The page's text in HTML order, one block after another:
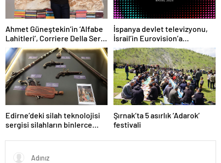
Ahmet Güneştekin’in ‘Alfabe
Lahitleri’, Corriere Della Sera
kapağında
İspanya devlet televizyonu,
İsrail’in Eurovision’a
katılımına karşı çıktı
Edirne’deki silah teknolojisi
sergisi silahların binlerce
Şırnak’ta 5 asırlık ‘Adarok’
festivali